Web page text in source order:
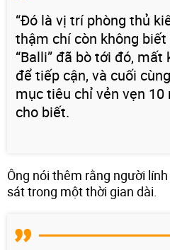
“Đó là vị trí phòng thủ
thậm chí còn không
“Balli” đã bò tới đó,
để tiếp cận, và cuối
mục tiêu chỉ vẻn vẹn 10
cho biết.
Ông nói thêm rằng người
sát trong một thời gian dài.